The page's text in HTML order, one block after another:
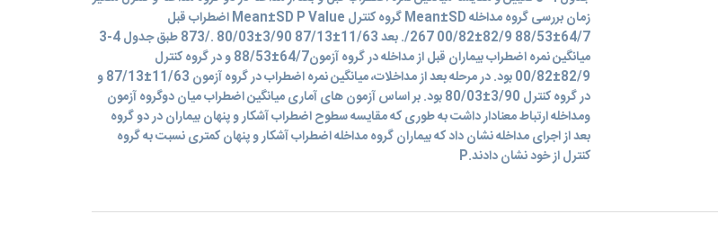
زمان بررسی گروه مداخله Mean±SD گروه کنترل Mean±SD P Value اضطراب قبل
64/7±88/53 82/9±00/82 267/. بعد 11/63±87/13 3/90±80/03 ./873 طبق جدول 4-3
میانگین نمره اضطراب بیماران قبل از مداخله در گروه آزمون64/7±88/53 و در گروه کنترل
82/9±00/82 بود. در مرحله بعد از مداخلات، میانگین نمره اضطراب در گروه آزمون 11/63±87/13 و
در گروه کنترل 3/90±80/03 بود. بر اساس آزمون های آماری میانگین اضطراب میان دوگروه آزمون
ومداخله ارتباط معنادار داشت به طوری که مقایسه سطوح اضطراب آشکار و پنهان بیماران در دو گروه
بعد از اجرای مداخله نشان داد که بیماران گروه مداخله اضطراب آشکار و پنهان کمتری نسبت به گروه
کنترل از خود نشان دادند.P